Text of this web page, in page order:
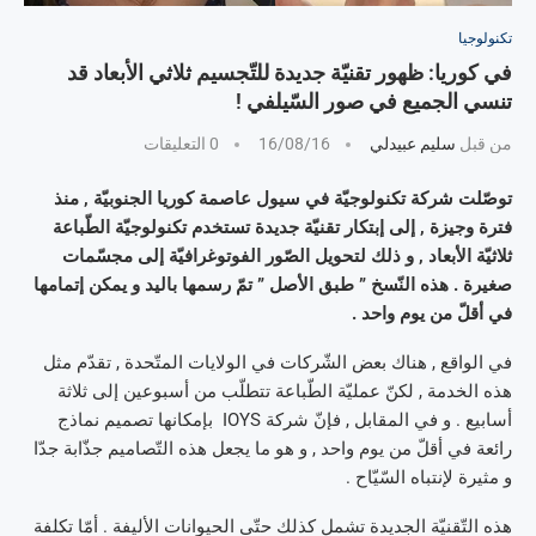
تكنولوجيا
في كوريا: ظهور تقنيّة جديدة للتّجسيم ثلاثي الأبعاد قد
تنسي الجميع في صور السّيلفي !
من قبل سليم عبيدلي 16/08/16 0 التعليقات
توصّلت شركة تكنولوجيّة في سيول عاصمة كوريا الجنوبيّة , منذ
فترة وجيزة , إلى إبتكار تقنيّة جديدة تستخدم تكنولوجيّة الطّباعة
ثلاثيّة الأبعاد , و ذلك لتحويل الصّور الفوتوغرافيّة إلى مجسّمات
صغيرة . هذه النّسخ ” طبق الأصل ” تمّ رسمها باليد و يمكن إتمامها
في أقلّ من يوم واحد .
في الواقع , هناك بعض الشّركات في الولايات المتّحدة , تقدّم مثل
هذه الخدمة , لكنّ عمليّة الطّباعة تتطلّب من أسبوعين إلى ثلاثة
أسابيع . و في المقابل , فإنّ شركة IOYS بإمكانها تصميم نماذج
رائعة في أقلّ من يوم واحد , و هو ما يجعل هذه التّصاميم جذّابة جدّا
و مثيرة لإنتباه السّيّاح .
هذه التّقنيّة الجديدة تشمل كذلك حتّى الحيوانات الأليفة . أمّا تكلفة